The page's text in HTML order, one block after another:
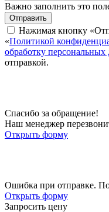
Важно заполнить это
Отправить
Нажимая кнопку
«Политикой
обработку
отправкой.
Спасибо за обращение!
Наш менеджер
Открыть форму
Ошибка при отправке.
Открыть форму
Запросить цену